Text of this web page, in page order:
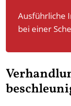
Ausführliche
bei einer